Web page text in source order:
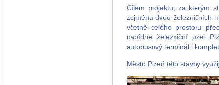
Cílem projektu, za kterým
zejména dvou železničních
včetně celého prostoru
nabídne železniční uzel
autobusový terminál i
Město Plzeň této stavby